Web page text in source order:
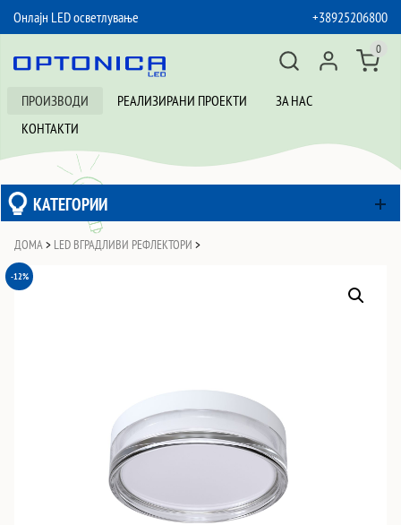
Онлајн LED осветлување
+38925206800
ПРОИЗВОДИ РЕАЛИЗИРАНИ ПРОЕКТИ
ЗА НАС
КОНТАКТИ
0
КАТЕГОРИИ
ДОМА > LED ВГРАДЛИВИ РЕФЛЕКТОРИ >
-12%